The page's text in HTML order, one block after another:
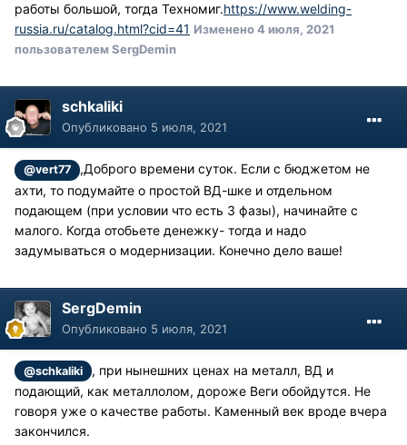
работы большой, тогда Техномиг.https://www.welding-
russia.ru/catalog.html?cid=41 Изменено4 июля, 2021
пользователем SergDemin
schkaliki
Опубликовано 5 июля, 2021
@vert77
,Доброго времени суток. Если с бюджетом не
ахти, то подумайте о простой ВД-шке и отдельном
подающем (при условии что есть 3 фазы), начинайте с
малого. Когда отобьете денежку- тогда и надо
задумываться о модернизации. Конечно дело ваше!
SergDemin
Опубликовано 5 июля, 2021
@schkaliki
, при нынешних ценах на металл, ВД и
подающий, как металлолом, дороже Веги обойдутся. Не
говоря уже о качестве работы. Каменный век вроде вчера
закончился.